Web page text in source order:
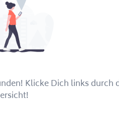
Klicke Dich links durch